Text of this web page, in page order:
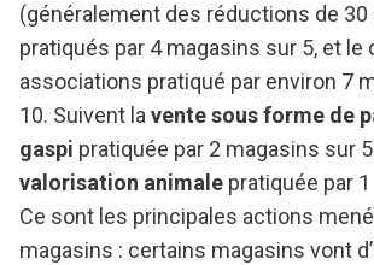
(généralement des réductions de 30
pratiqués par 4 magasins sur 5, et le
associations pratiqué par environ 7
10. Suivent lavente sous forme de
gaspi pratiquée par 2 magasins sur
valorisation animale pratiquée par
Ce sont les principales actions
magasins : certains magasins vont